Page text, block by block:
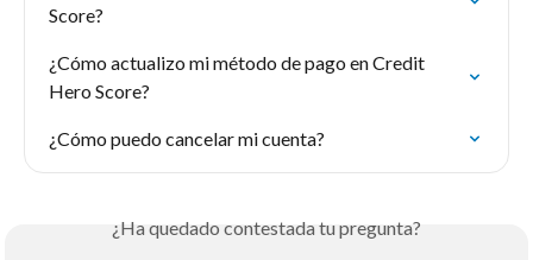
Score?
¿Cómo actualizo mi método de pago en Credit
Hero Score?
¿Cómo puedo cancelar mi cuenta?
¿Ha quedado contestada tu pregunta?